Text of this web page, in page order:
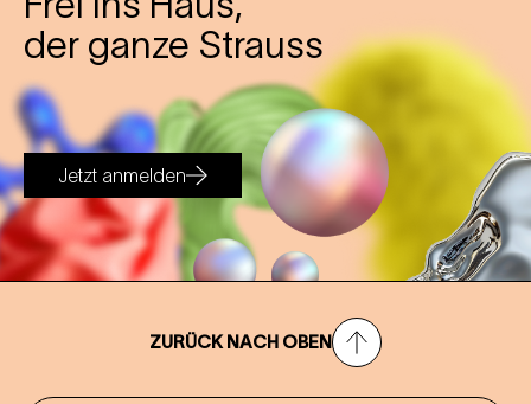
der ganze Strauss
Jetzt anmelden
ZURÜCK NACH OBEN